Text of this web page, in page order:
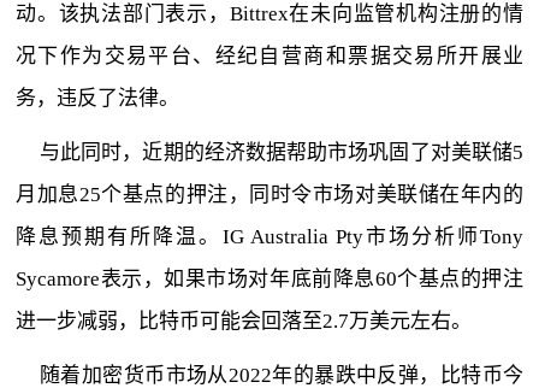
动。该执法部门表示，Bittrex在未向监管机构注册的情
况下作为交易平台、经纪自营商和票据交易所开展业
务，违反了法律。
与此同时，近期的经济数据帮助市场巩固了对美联储5
月加息25个基点的押注，同时令市场对美联储在年内的
降息预期有所降温。IG Australia Pty市场分析师Tony
Sycamore表示，如果市场对年底前降息60个基点的押注
进一步减弱，比特币可能会回落至2.7万美元左右。
随着加密货币市场从2022年的暴跌中反弹，比特币今